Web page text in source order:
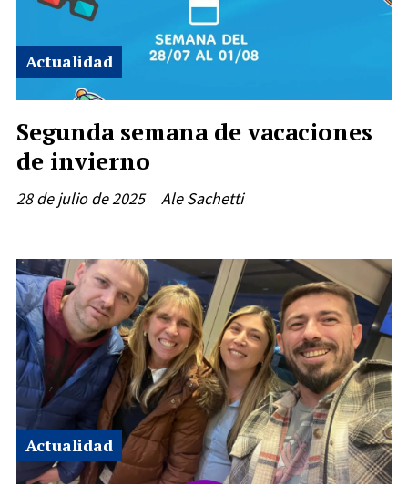
Segunda semana de vacaciones
de invierno
Ale Sachetti
Actualidad
28 de julio de 2025
Actualidad